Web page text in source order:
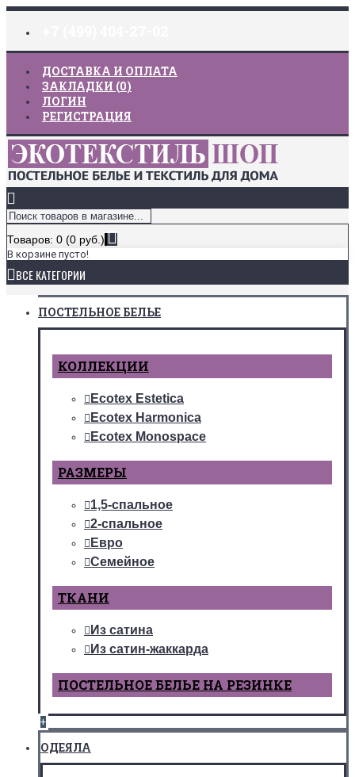
ДОСТАВКА И ОПЛАТА
ЗАКЛАДКИ (0)
ЛОГИН
РЕГИСТРАЦИЯ
Товаров: 0 (0 руб.)
В корзине пусто!
ВСЕ КАТЕГОРИИ
ПОСТЕЛЬНОЕ БЕЛЬЕ
КОЛЛЕКЦИИ
Ecotex Estetica
Ecotex Harmonica
Ecotex Monospace
РАЗМЕРЫ
1,5-спальное
2-спальное
Евро
Семейное
ТКАНИ
Из сатина
Из сатин-жаккарда
ПОСТЕЛЬНОЕ БЕЛЬЕ НА РЕЗИНКЕ
+
ОДЕЯЛА